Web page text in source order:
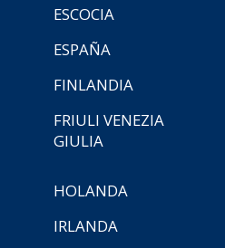
ESCOCIA
ESPAÑA
FINLANDIA
FRIULI VENEZIA
GIULIA
HOLANDA
IRLANDA